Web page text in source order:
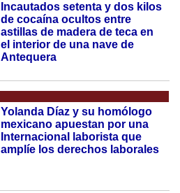
Incautados setenta y dos kilos
de cocaína ocultos entre
astillas de madera de teca en
el interior de una nave de
Antequera
Yolanda Díaz y su homólogo
mexicano apuestan por una
Internacional laborista que
amplíe los derechos laborales